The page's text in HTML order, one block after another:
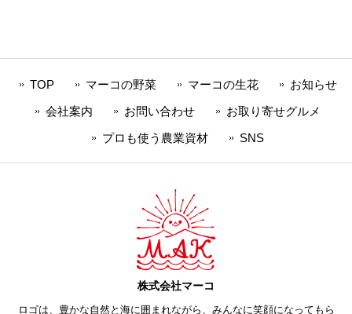
TOP マーコの野菜 マーコの生花
お知らせ
会社案内
お問い合わせ
お取り寄せグルメ
プロも使う農業資材
SNS
株式会社マーコ
ロゴは、豊かな自然と海に囲まれながら、みんなに笑顔になってもら